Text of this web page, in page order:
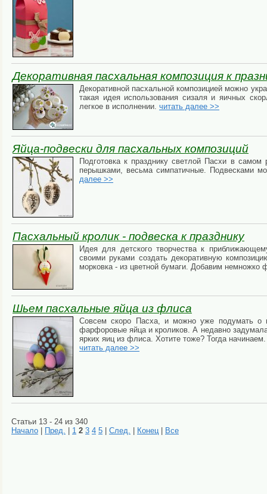
Декоративная пасхальная композиция к
Декоративной пасхальной композицией можно
такая идея использования сизаля и яичных
легкое в исполнении. читать далее >>
Яйца-подвески для пасхальных композиций
Подготовка к празднику светлой Пасхи в
перышками, весьма симпатичные. Подвесками
далее >>
Пасхальный кролик - подвеска к празднику
Идея для детского творчества к
своими руками создать декоративную
морковка - из цветной бумаги. Добавим
Шьем пасхальные яйца из флиса
Совсем скоро Пасха, и можно уже подумать о
фарфоровые яйца и кроликов. А недавно
ярких яиц из флиса. Хотите тоже? Тогда
читать далее >>
Статьи 13 - 24 из 340
Начало
Пред. 1 2 3 4 5 След. Конец Все